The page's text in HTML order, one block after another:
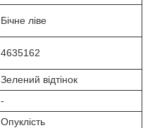
Бічне ліве
4635162
Зелений відтінок
-
Опуклість